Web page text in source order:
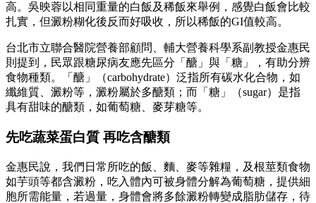
高。吳映蓉以相同重量的白飯及稀飯來舉例，感覺白飯會比較
扎實，但澱粉糊化後反而好吸收，所以稀飯的GI值較高。
台北市立聯合醫院營養部顧問、輔大營養科學系副教授金惠民
則提到，民眾跟糖尿病友應先區分「醣」與「糖」，有助分辨
食物種類。「醣」（carbohydrate）泛指所有碳水化合物，如
纖維質、澱粉等，澱粉屬於多醣類；而「糖」（sugar）是指
具有甜味的醣類，如葡萄糖、麥芽糖等。
先吃蔬菜蛋白質 再吃含醣類
金惠民說，我們日常所吃的飯、麵、麥等雜糧，及根莖類食物
如芋頭等都含澱粉，吃入體內可被身體分解為葡萄糖，提供細
胞所需能量，若過量，身體會將多餘澱粉轉變成脂肪儲存，待